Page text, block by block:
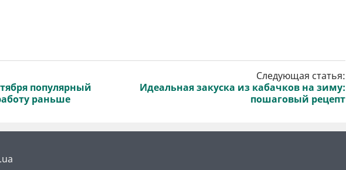
популярный
раньше
Следующая статья:
Идеальная закуска из кабачков на зиму:
пошаговый рецепт